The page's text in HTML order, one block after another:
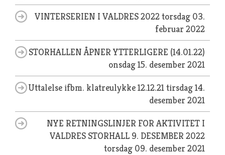
VINTERSERIEN I VALDRES 2022torsdag 03.
februar 2022
STORHALLEN ÅPNER YTTERLIGERE (14.01.22)
onsdag 15. desember 2021
Uttalelse ifbm. klatreulykke 12.12.21tirsdag 14.
desember 2021
NYE RETNINGSLINJER FOR AKTIVITET I
VALDRES STORHALL 9. DESEMBER 2022
torsdag 09. desember 2021